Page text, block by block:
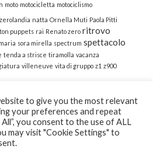
moto motocicletta motociclismo
natta Ornella Muti Paola Pitti
puppets rai Renato zero ritrovo
sora mirella spectrum spettacolo
tenda a strisce tiramolla vacanza
villeneuve vita di gruppo z1 z900
| All Rights Reserved | Powered
to give you the most relevant
your preferences and repeat
you consent to the use of ALL
may visit "Cookie Settings" to